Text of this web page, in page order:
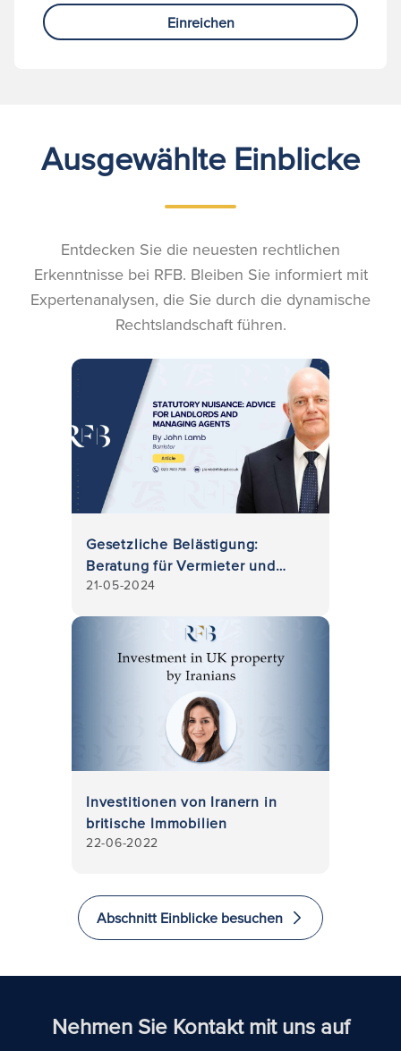
Einreichen
Ausgewählte Einblicke
Entdecken Sie die neuesten rechtlichen
Erkenntnisse bei RFB. Bleiben Sie informiert mit
Expertenanalysen, die Sie durch die dynamische
Rechtslandschaft führen.
Gesetzliche Belästigung:
Beratung für Vermieter und
Verwalter
21-05-2024
Investitionen von Iranern in
britische Immobilien
22-06-2022
Abschnitt Einblicke besuchen
Nehmen Sie Kontakt mit uns auf